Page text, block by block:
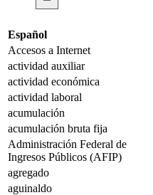
Español
Accesos a Internet
actividad auxiliar
actividad económica
actividad laboral
acumulación
acumulación bruta fija
Administración Federal de
Ingresos Públicos (AFIP)
agregado
aguinaldo